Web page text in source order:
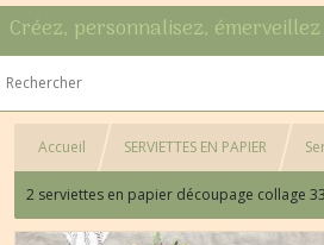
Accueil SERVIETTES EN PAPIER
2 serviettes en papier découpage collage 33